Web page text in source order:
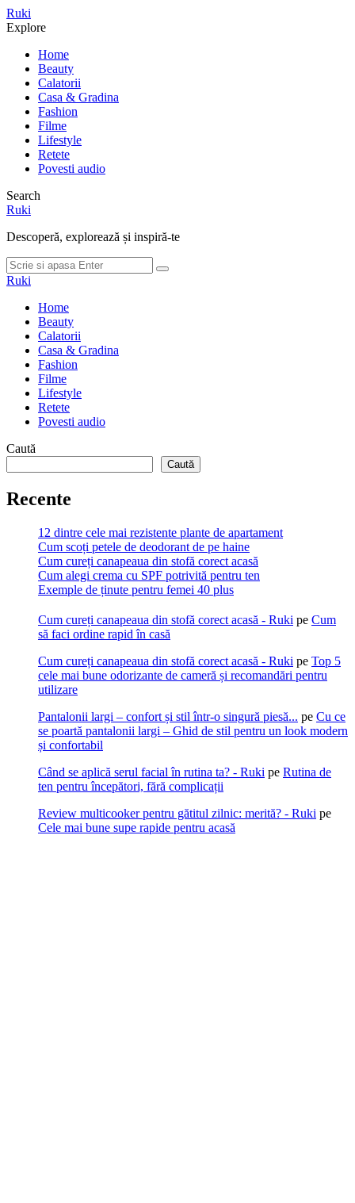
Meniu
Ruki
Cauta
Explore
Home
Beauty
Calatorii
Casa & Gradina
Fashion
Filme
Lifestyle
Retete
Povesti audio
Search
Ruki
Descoperă, explorează și inspiră-te
Cauta
dupa:
Cauta
Ruki
Home
Beauty
Calatorii
Casa & Gradina
Fashion
Filme
Lifestyle
Retete
Povesti audio
Caută
Caută
Recente
12 dintre cele mai rezistente plante de apartament
Cum scoți petele de deodorant de pe haine
Cum cureți canapeaua din stofă corect acasă
Cum alegi crema cu SPF potrivită pentru ten
Exemple de ținute pentru femei 40 plus
Cum cureți canapeaua din stofă corect acasă - Ruki pe Cum
să faci ordine rapid în casă
Cum cureți canapeaua din stofă corect acasă - Ruki pe Top 5
cele mai bune odorizante de cameră și recomandări pentru
utilizare
Pantalonii largi – confort și stil într-o singură piesă... pe Cu ce
se poartă pantalonii largi – Ghid de stil pentru un look modern
și confortabil
Când se aplică serul facial în rutina ta? - Ruki pe Rutina de
ten pentru începători, fără complicații
Review multicooker pentru gătitul zilnic: merită? - Ruki pe
Cele mai bune supe rapide pentru acasă